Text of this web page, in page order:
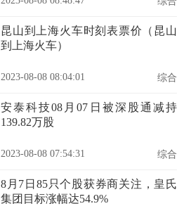
昆山到上海火车时刻表票价（昆山
到上海火车）
2023-08-08 08:04:01 综合
安泰科技08月07日被深股通减持
139.82万股
2023-08-08 07:54:31 综合
8月7日85只个股获券商关注，皇氏
集团目标涨幅达54.9%